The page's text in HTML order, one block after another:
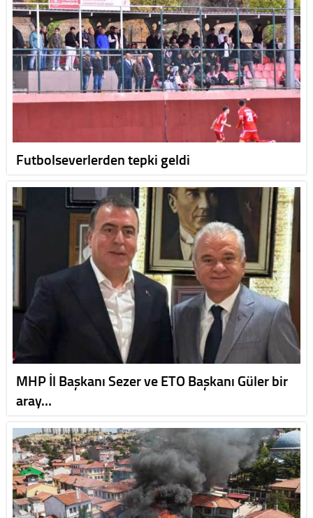
Futbolseverlerden tepki geldi
MHP İl Başkanı Sezer ve ETO Başkanı Güler bir
aray…